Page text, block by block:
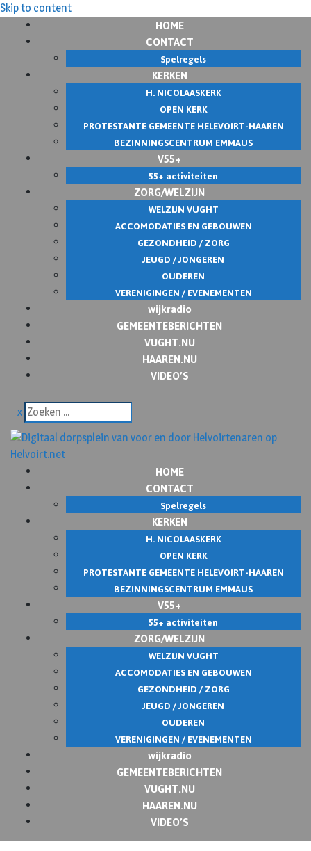
Skip to content
HOME
CONTACT
Spelregels
KERKEN
H. NICOLAASKERK
OPEN KERK
PROTESTANTE GEMEENTE HELEVOIRT-HAAREN
BEZINNINGSCENTRUM EMMAUS
V55+
55+ activiteiten
ZORG/WELZIJN
WELZIJN VUGHT
ACCOMODATIES EN GEBOUWEN
GEZONDHEID / ZORG
JEUGD / JONGEREN
OUDEREN
VERENIGINGEN / EVENEMENTEN
wijkradio
GEMEENTEBERICHTEN
VUGHT.NU
HAAREN.NU
VIDEO’S
x
HOME
CONTACT
Spelregels
KERKEN
H. NICOLAASKERK
OPEN KERK
PROTESTANTE GEMEENTE HELEVOIRT-HAAREN
BEZINNINGSCENTRUM EMMAUS
V55+
55+ activiteiten
ZORG/WELZIJN
WELZIJN VUGHT
ACCOMODATIES EN GEBOUWEN
GEZONDHEID / ZORG
JEUGD / JONGEREN
OUDEREN
VERENIGINGEN / EVENEMENTEN
wijkradio
GEMEENTEBERICHTEN
VUGHT.NU
HAAREN.NU
VIDEO’S